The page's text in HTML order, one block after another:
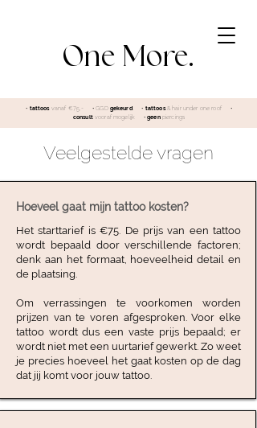
• tattoos vanaf €75,- • GGD gekeurd• tattoos& hair under one roof
•
consultvooraf mogelijk •geen piercings
One More.
Veelgestelde vragen
Hoeveel gaat mijn tattoo kosten?
Het starttarief is €75. De prijs van een tattoo
wordt bepaald door verschillende factoren;
denk aan het formaat, hoeveelheid detail en
de plaatsing.
Om verrassingen te voorkomen worden
prijzen van te voren afgesproken. Voor elke
tattoo wordt dus een vaste prijs bepaald; er
wordt niet met een uurtarief gewerkt. Zo weet
je precies hoeveel het gaat kosten op de dag
dat jij komt voor jouw tattoo.